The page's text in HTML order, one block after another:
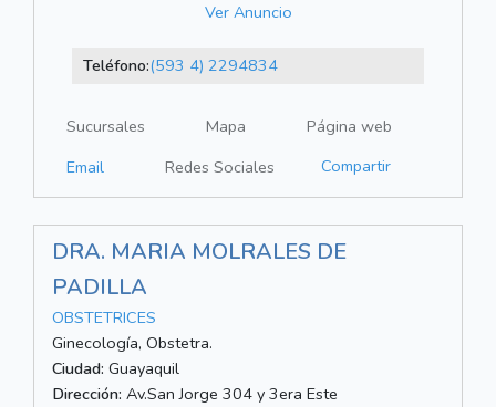
Ver Anuncio
Teléfono:(593 4) 2294834
Sucursales Mapa
Página web
Email
Redes Sociales Compartir
DRA. MARIA MOLRALES DE
PADILLA
OBSTETRICES
Ginecología, Obstetra.
Ciudad: Guayaquil
Dirección: Av.San Jorge 304 y 3era Este